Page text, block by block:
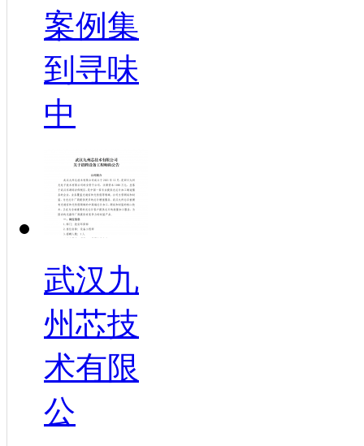
案例集
到寻味
中
武汉九
州芯技
术有限
公